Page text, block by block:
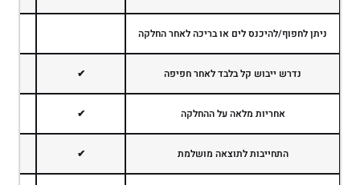
ניתן לחפוף/להיכנס לים או בריכה לאחר החלקה
נדרש ייבוש קל בלבד לאחר חפיפה ✔
אחריות מלאה על ההחלקה ✔
התחייבות לתוצאה מושלמת ✔